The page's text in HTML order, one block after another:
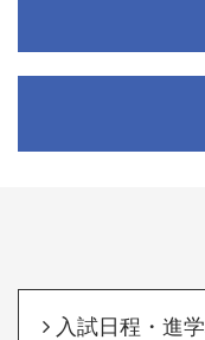
入試日程・進